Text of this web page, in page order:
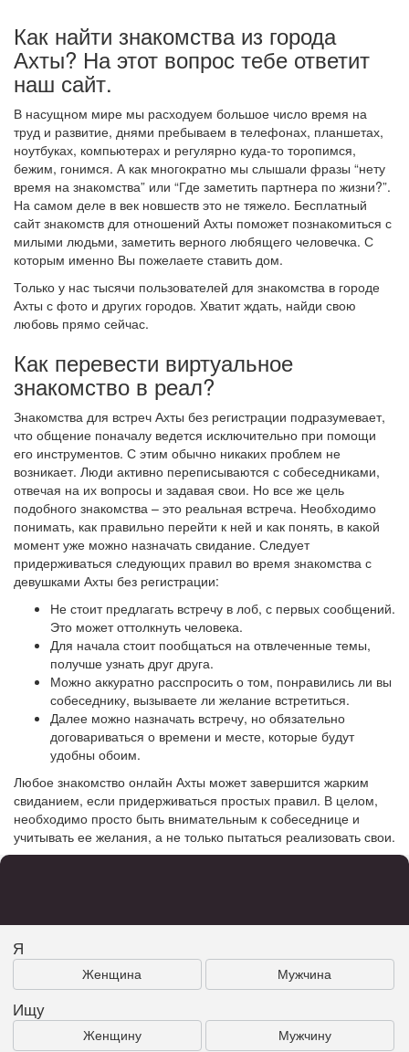
Как найти знакомства из города
Ахты? На этот вопрос тебе ответит
наш сайт.
В насущном мире мы расходуем большое число время на
труд и развитие, днями пребываем в телефонах, планшетах,
ноутбуках, компьютерах и регулярно куда-то торопимся,
бежим, гонимся. А как многократно мы слышали фразы “нету
время на знакомства” или “Где заметить партнера по жизни?”.
На самом деле в век новшеств это не тяжело. Бесплатный
сайт знакомств для отношений Ахты поможет познакомиться с
милыми людьми, заметить верного любящего человечка. С
которым именно Вы пожелаете ставить дом.
Только у нас тысячи пользователей для знакомства в городе
Ахты с фото и других городов. Хватит ждать, найди свою
любовь прямо сейчас.
Как перевести виртуальное
знакомство в реал?
Знакомства для встреч Ахты без регистрации подразумевает,
что общение поначалу ведется исключительно при помощи
его инструментов. С этим обычно никаких проблем не
возникает. Люди активно переписываются с собеседниками,
отвечая на их вопросы и задавая свои. Но все же цель
подобного знакомства – это реальная встреча. Необходимо
понимать, как правильно перейти к ней и как понять, в какой
момент уже можно назначать свидание. Следует
придерживаться следующих правил во время знакомства с
девушками Ахты без регистрации:
Не стоит предлагать встречу в лоб, с первых сообщений.
Это может оттолкнуть человека.
Для начала стоит пообщаться на отвлеченные темы,
получше узнать друг друга.
Можно аккуратно расспросить о том, понравились ли вы
собеседнику, вызываете ли желание встретиться.
Далее можно назначать встречу, но обязательно
договариваться о времени и месте, которые будут
удобны обоим.
Любое знакомство онлайн Ахты может завершится жарким
свиданием, если придерживаться простых правил. В целом,
необходимо просто быть внимательным к собеседнице и
учитывать ее желания, а не только пытаться реализовать свои.
Я
Женщина Мужчина
Ищу
Женщину Мужчину